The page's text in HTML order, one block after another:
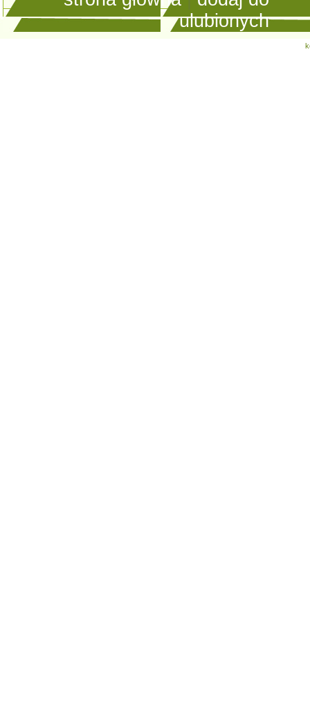
ulubionych